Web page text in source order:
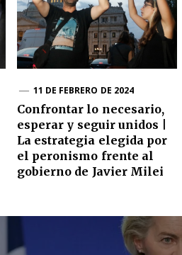
11 DE FEBRERO DE 2024
Confrontar lo necesario,
esperar y seguir unidos |
La estrategia elegida por
el peronismo frente al
gobierno de Javier Milei